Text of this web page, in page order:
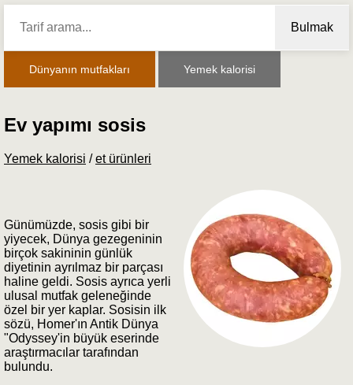
Bulmak
Dünyanın mutfakları Yemek kalorisi
Ev yapımı sosis
Yemek kalorisi /et ürünleri
Günümüzde, sosis gibi bir
yiyecek, Dünya gezegeninin
birçok sakininin günlük
diyetinin ayrılmaz bir parçası
haline geldi. Sosis ayrıca yerli
ulusal mutfak geleneğinde
özel bir yer kaplar. Sosisin ilk
sözü, Homer'ın Antik Dünya
"Odyssey'in büyük eserinde
araştırmacılar tarafından
bulundu.